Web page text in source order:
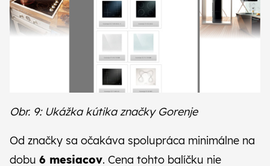
Obr. 9: Ukážka kútika značky Gorenje
Od značky sa očakáva spolupráca minimálne na
dobu 6 mesiacov. Cena tohto balíčku nie